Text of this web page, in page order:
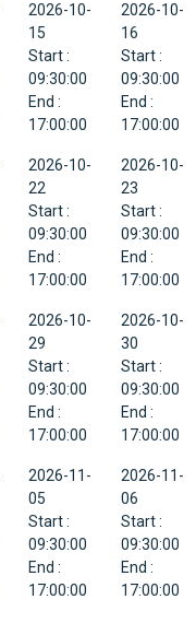
2026-10-
15
Start :
09:30:00
End :
17:00:00
2026-10-
16
Start :
09:30:00
End :
17:00:00
2026-10-
22
Start :
09:30:00
End :
17:00:00
2026-10-
23
Start :
09:30:00
End :
17:00:00
2026-10-
29
Start :
09:30:00
End :
17:00:00
2026-10-
30
Start :
09:30:00
End :
17:00:00
2026-11-
05
Start :
09:30:00
End :
17:00:00
2026-11-
06
Start :
09:30:00
End :
17:00:00